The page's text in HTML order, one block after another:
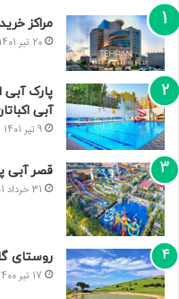
مراکز
20 تیر 1401
پارک آبی
آبی
9 تیر 1401
قصر آبی
31 خرداد 1401
روستای
17 تیر 1400